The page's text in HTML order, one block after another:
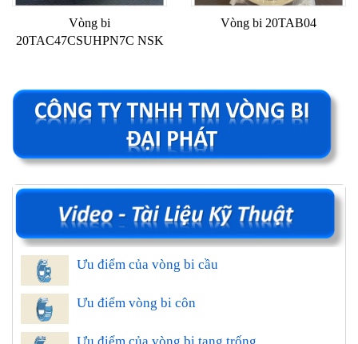
Vòng bi
20TAC47CSUHPN7C NSK
Vòng bi 20TAB04
Ưu điểm của vòng bi cầu
Ưu điểm vòng bi côn